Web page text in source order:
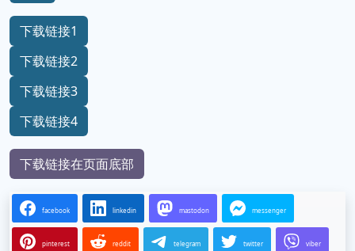
下载链接1
下载链接2
下载链接3
下载链接4
下载链接在页面底部
facebook linkedin mastodon messenger
pinterest reddit telegram twitter viber